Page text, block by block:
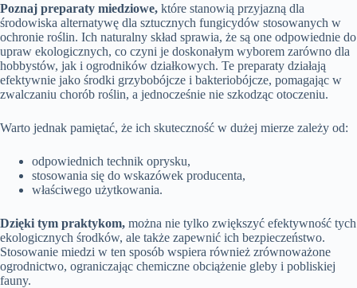
Poznaj preparaty miedziowe, które stanowią przyjazną dla
środowiska alternatywę dla sztucznych fungicydów stosowanych w
ochronie roślin. Ich naturalny skład sprawia, że są one odpowiednie do
upraw ekologicznych, co czyni je doskonałym wyborem zarówno dla
hobbystów, jak i ogrodników działkowych. Te preparaty działają
efektywnie jako środki grzybobójcze i bakteriobójcze, pomagając w
zwalczaniu chorób roślin, a jednocześnie nie szkodząc otoczeniu.
Warto jednak pamiętać, że ich skuteczność w dużej mierze zależy od:
odpowiednich technik oprysku,
stosowania się do wskazówek producenta,
właściwego użytkowania.
Dzięki tym praktykom, można nie tylko zwiększyć efektywność tych
ekologicznych środków, ale także zapewnić ich bezpieczeństwo.
Stosowanie miedzi w ten sposób wspiera również zrównoważone
ogrodnictwo, ograniczając chemiczne obciążenie gleby i pobliskiej
fauny.